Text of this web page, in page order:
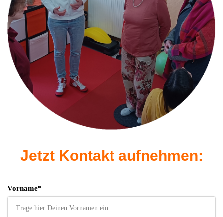
Jetzt Kontakt aufnehmen:
Vorname*